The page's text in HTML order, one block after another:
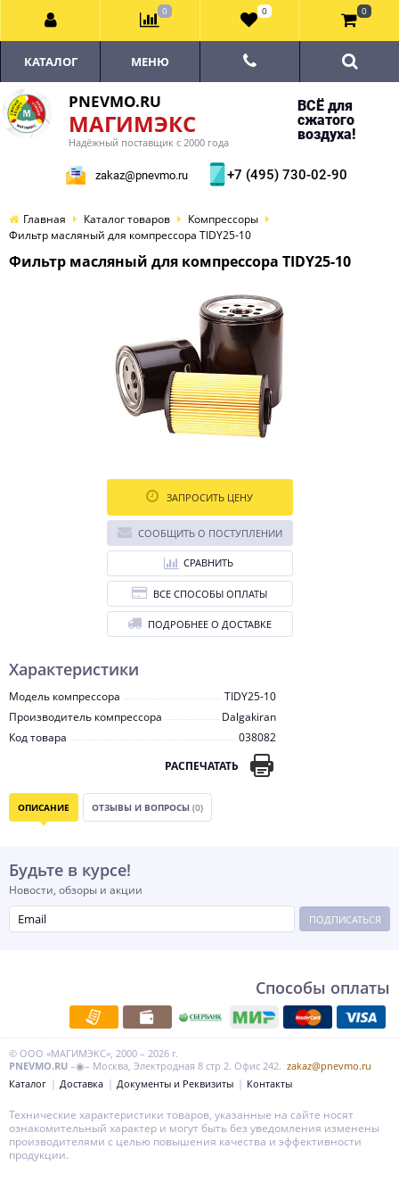
PNEVMO.RU
МАГИМЭКС
Надёжный поставщик с 2000 года
ВСЁ для
сжатого
воздуха!
zakaz@pnevmo.ru +7 (495) 730-02-90
КАТАЛОГ МЕНЮ
Главная Каталог товаров
Компрессоры
Фильтр масляный для компрессора TIDY25-10
Фильтр масляный для компрессора TIDY25-10
Характеристики
Модель компрессора
TIDY25-10
Производитель компрессора
Dalgakiran
Код товара
038082
РАСПЕЧАТАТЬ
ЗАПРОСИТЬ ЦЕНУ
СООБЩИТЬ О ПОСТУПЛЕНИИ
СРАВНИТЬ
ВСЕ СПОСОБЫ ОПЛАТЫ
ПОДРОБНЕЕ О ДОСТАВКЕ
ОПИСАНИЕ ОТЗЫВЫ И ВОПРОСЫ (0)
Будьте в курсе!
Новости, обзоры и акции
ПОДПИСАТЬСЯ
Способы оплаты
© ООО «МАГИМЭКС», 2000 – 2026 г.
PNEVMO.RU –◉– Москва, Электродная 8 стр 2. Офис 242. zakaz@pnevmo.ru
Каталог
Доставка Документы и Реквизиты Контакты
0 0 0
Технические характеристики товаров, указанные на сайте носят
ознакомительный характер и могут быть без уведомления изменены
производителями с целью повышения качества и эффективности
продукции.